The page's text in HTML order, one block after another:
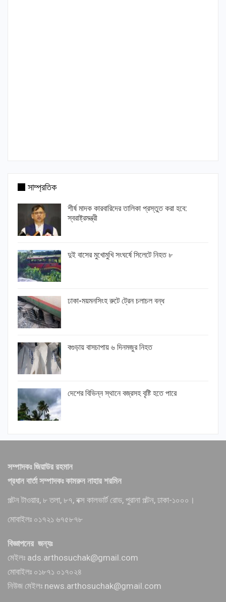
সাম্প্রতিক
শীর্ষ মাদক কারবারিদের তালিকা প্রস্তুত করা হবে:
স্বরাষ্ট্রমন্ত্রী
দুই বাসের মুখোমুখি সংঘর্ষে সিলেটে নিহত ৮
ঢাকা-ময়মনসিংহ রুটে ট্রেন চলাচল বন্ধ
বগুড়ায় বাসচাপায় ৬ দিনমজুর নিহত
দেশের বিভিন্ন স্থানে বজ্রসহ বৃষ্টি হতে পারে
সম্পাদকঃ জিয়াউর রহমান
প্রধান বার্তা সম্পাদকঃ কামরুন নাহার শরমিন
পল্টন টাওয়ার, ৮ তলা, ৮৭, বক্স কালভার্ট রোড, পুরানা পল্টন, ঢাকা-১০০০।
মোবাইলঃ ০১৭২১ ৬৭৫৮৭৮
বিজ্ঞাপনের জন্যঃ
মেইলঃ ads.arthosuchak@gmail.com
মোবাইলঃ ০১৮৭১ ০১৭০২৪
নিউজ মেইলঃ news.arthosuchak@gmail.com